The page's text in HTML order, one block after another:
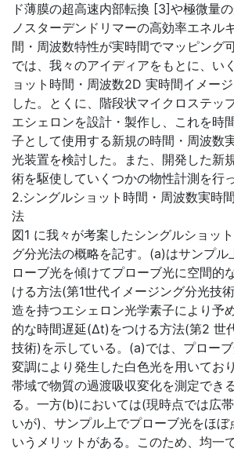
ド薄膜の超高速内部転換 [3]や極微量
ノスターデンドリマーの高効率エネル
間・周波数特性が実時間でマッピング
では、我々のアイディアをもとに、い
ョット時間・周波数2D 実時間イメー
した。とくに、階段状マイクロステッ
エシェロンを設計・製作し、これを時
子として使用する新規の時間・周波数
光装置を検討した。また、開発した新
術を駆使していくつかの物性計測を行っ
2.シングルショット時間・周波数実時
法
図1 に我々が考案したシングルショッ
グ分光法の概略を記す。(a)はサンプル
ローブ光を傾けてプローブ光に空間的
ける方法(第1世代イメージング分光技
造を持つエシェロン光学素子により予
的な時間遅延(Δt)をつける方法(第2 世
技術)を示している。(a)では、プロー
変調により発生した白色光を用いてお
帯域で物質の過渡吸収変化を測定でき
る。一方(b)においては(現時点では広
いが)、サンプル上でプローブ光をほぼ
いうメリットがある。このため、均一